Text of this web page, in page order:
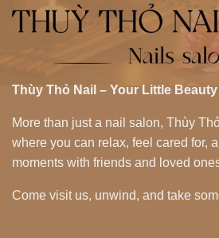
Thùy Thỏ Nail – Your Little
More than just a nail salon, Thùy
where you can relax, feel cared for,
moments with friends and loved
Come visit us, unwind, and take